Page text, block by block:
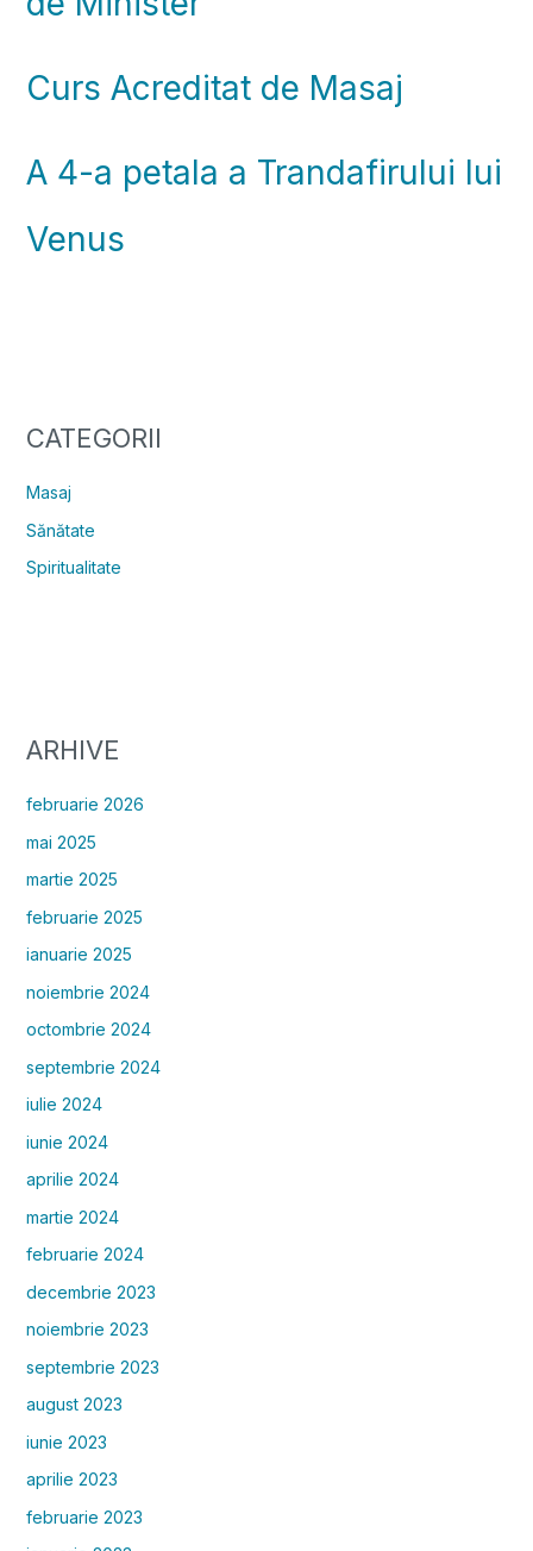
Curs Acreditat de Masaj
A 4-a petala a Trandafirului lui
Venus
CATEGORII
Masaj
Sănătate
Spiritualitate
ARHIVE
februarie 2026
mai 2025
martie 2025
februarie 2025
ianuarie 2025
noiembrie 2024
octombrie 2024
septembrie 2024
iulie 2024
iunie 2024
aprilie 2024
martie 2024
februarie 2024
decembrie 2023
noiembrie 2023
septembrie 2023
august 2023
iunie 2023
aprilie 2023
februarie 2023